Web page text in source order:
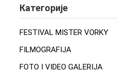
Категорије
FESTIVAL MISTER VORKY
FILMOGRAFIJA
FOTO I VIDEO GALERIJA